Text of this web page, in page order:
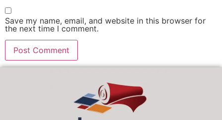
Save my name, email, and website in this browser for
the next time I comment.